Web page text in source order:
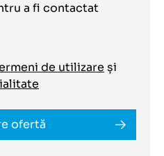
a fi contactat
de utilizare și
ofertă